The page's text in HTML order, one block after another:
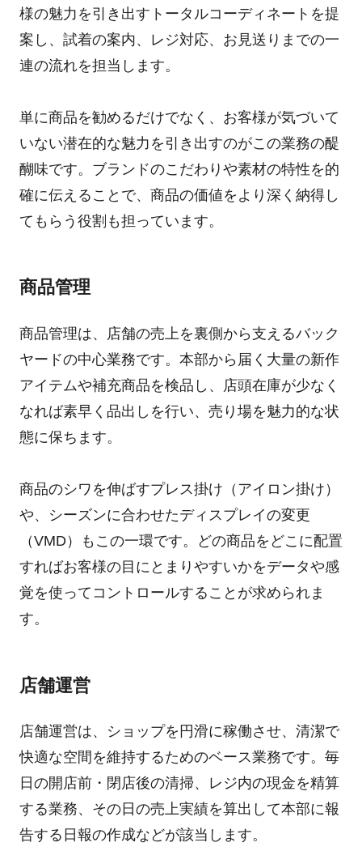
様の魅力を引き出すトータルコーディネートを提
案し、試着の案内、レジ対応、お見送りまでの一
連の流れを担当します。
単に商品を勧めるだけでなく、お客様が気づいて
いない潜在的な魅力を引き出すのがこの業務の醍
醐味です。ブランドのこだわりや素材の特性を的
確に伝えることで、商品の価値をより深く納得し
てもらう役割も担っています。
商品管理
商品管理は、店舗の売上を裏側から支えるバック
ヤードの中心業務です。本部から届く大量の新作
アイテムや補充商品を検品し、店頭在庫が少なく
なれば素早く品出しを行い、売り場を魅力的な状
態に保ちます。
商品のシワを伸ばすプレス掛け（アイロン掛け）
や、シーズンに合わせたディスプレイの変更
（VMD）もこの一環です。どの商品をどこに配置
すればお客様の目にとまりやすいかをデータや感
覚を使ってコントロールすることが求められま
す。
店舗運営
店舗運営は、ショップを円滑に稼働させ、清潔で
快適な空間を維持するためのベース業務です。毎
日の開店前・閉店後の清掃、レジ内の現金を精算
する業務、その日の売上実績を算出して本部に報
告する日報の作成などが該当します。